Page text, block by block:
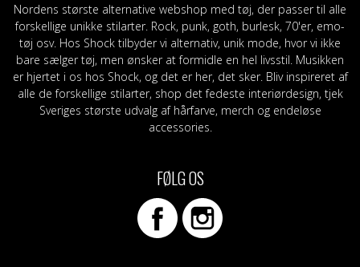
Nordens største alternative webshop med tøj, der passer til alle
forskellige unikke stilarter. Rock, punk, goth, burlesk, 70'er, emo-
tøj osv. Hos Shock tilbyder vi alternativ, unik mode, hvor vi ikke
bare sælger tøj, men ønsker at formidle en hel livsstil. Musikken
er hjertet i os hos Shock, og det er her, det sker. Bliv inspireret af
alle de forskellige stilarter, shop det fedeste interiørdesign, tjek
Sveriges største udvalg af hårfarve, merch og endeløse
accessories.
FØLG OS